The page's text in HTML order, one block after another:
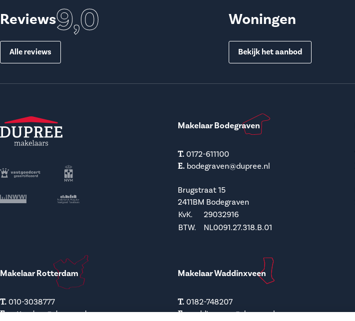
Reviews9,0
Alle reviews
Woningen
Bekijk het aanbod
Makelaar Bodegraven
T. 0172-611100
E. bodegraven@dupree.nl
Brugstraat 15
2411BM Bodegraven
KvK.
29032916
BTW.
NL0091.27.318.B.01
Makelaar Rotterdam
T. 010-3038777
E. rotterdam@dupree.nl
Makelaar Waddinxveen
T. 0182-748207
E. waddinxveen@dupree.nl